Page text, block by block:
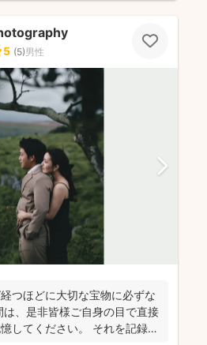
5 (5)男性
つほどに大切な宝物に必ずな
は、是非皆様ご自身の目で直接
してください。 それを記録す